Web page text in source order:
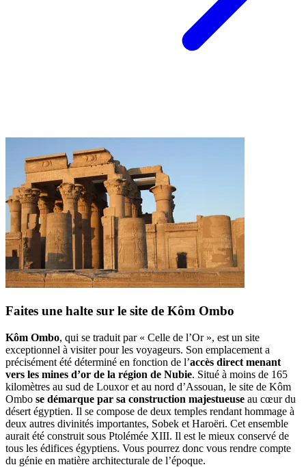
Faites une halte sur le site de Kôm Ombo
Kôm Ombo, qui se traduit par « Celle de l’Or », est un site
exceptionnel à visiter pour les voyageurs. Son emplacement a
précisément été déterminé en fonction de l’accès direct menant
vers les mines d’or de la région de Nubie. Situé à moins de 165
kilomètres au sud de Louxor et au nord d’Assouan, le site de Kôm
Ombo se démarque par sa construction majestueuse au cœur du
désert égyptien. Il se compose de deux temples rendant hommage à
deux autres divinités importantes, Sobek et Haroëri. Cet ensemble
aurait été construit sous Ptolémée XIII. Il est le mieux conservé de
tous les édifices égyptiens. Vous pourrez donc vous rendre compte
du génie en matière architecturale de l’époque.